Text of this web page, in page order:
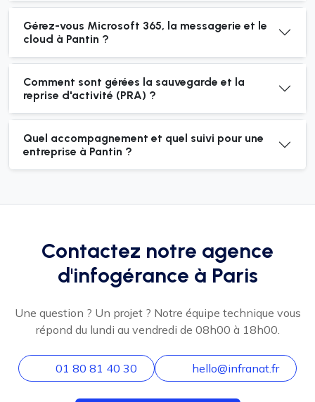
Gérez-vous Microsoft 365, la messagerie et le
cloud à Pantin ?
Comment sont gérées la sauvegarde et la
reprise d'activité (PRA) ?
Quel accompagnement et quel suivi pour une
entreprise à Pantin ?
Contactez notre agence
d'infogérance à Paris
Une question ? Un projet ? Notre équipe technique vous
répond du lundi au vendredi de 08h00 à 18h00.
01 80 81 40 30 hello@infranat.fr